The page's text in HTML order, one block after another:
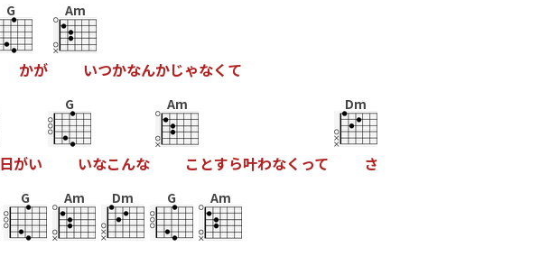
G
かが
Am
いつかなんかじゃなく て
日がい
G
いなこんな
Am
こ とすら叶わなく って
Dm
さ
G Am Dm G Am